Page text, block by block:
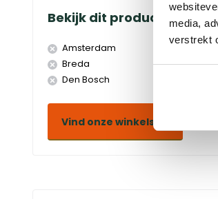
media,
verstrekt
Bekijk dit product in onze
Amsterdam
Breda
Den Bosch
Vind onze winkels